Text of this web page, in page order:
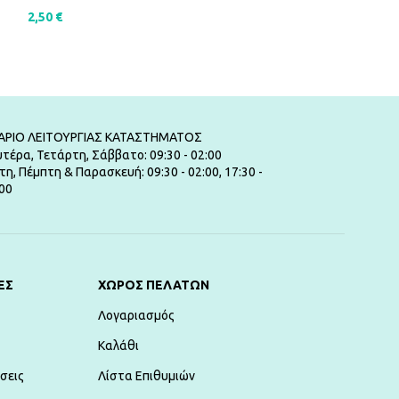
2,50 €
ΛΕΙΤΟΥΡΓΙΑΣ ΚΑΤΑΣΤΗΜΑΤΟΣ
Τετάρτη, Σάββατο: 09:30 - 02:00
Πέμπτη & Παρασκευή: 09:30 - 02:00, 17:30 -
ΧΏΡΟΣ ΠΕΛΑΤΏΝ
Λογαριασμός
Καλάθι
Λίστα Επιθυμιών